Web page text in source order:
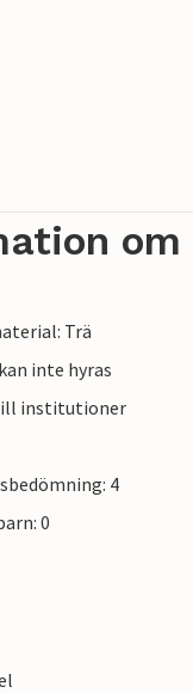
Trä
inte hyras
institutioner
4
0